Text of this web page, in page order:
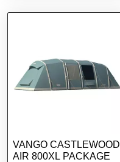
VANGO CASTLEWOOD
AIR 800XL PACKAGE